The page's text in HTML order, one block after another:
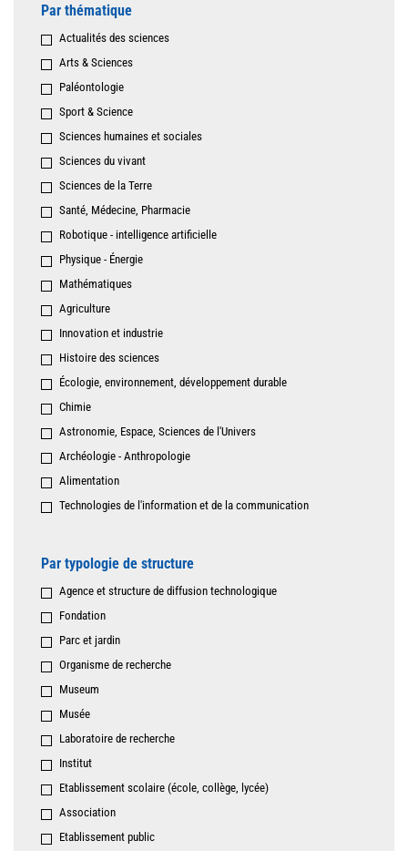
Par thématique
Actualités des sciences
Arts & Sciences
Paléontologie
Sport & Science
Sciences humaines et sociales
Sciences du vivant
Sciences de la Terre
Santé, Médecine, Pharmacie
Robotique - intelligence artificielle
Physique - Énergie
Mathématiques
Agriculture
Innovation et industrie
Histoire des sciences
Écologie, environnement, développement durable
Chimie
Astronomie, Espace, Sciences de l'Univers
Archéologie - Anthropologie
Alimentation
Technologies de l'information et de la communication
Par typologie de structure
Agence et structure de diffusion technologique
Fondation
Parc et jardin
Organisme de recherche
Museum
Musée
Laboratoire de recherche
Institut
Etablissement scolaire (école, collège, lycée)
Association
Etablissement public